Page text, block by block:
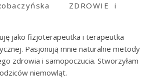
ZDROWIE i
jako fizjoterapeutka i terapeutka
Pasjonują mnie naturalne metody
zdrowia i samopoczucia. Stworzyłam
niemowląt.